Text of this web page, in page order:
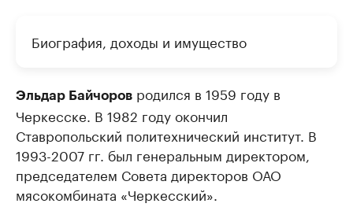
Биография, доходы и имущество
Эльдар Байчоров родился в 1959 году в
Черкесске. В 1982 году окончил
Ставропольский политехнический институт. В
1993-2007 гг. был генеральным директором,
председателем Совета директоров ОАО
мясокомбината «Черкесский».